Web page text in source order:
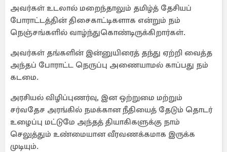
அவர்கள் உடலால் மறைந்தாலும் தமிழ்த் தேசியப்
போராட்டத்தின் திசைகாட்டிகளாக என்றும் நம்
நெஞ்சங்களில் வாழ்ந்துகொண்டிருக்கிறார்கள்.
அவர்கள் தங்களின் இன்னுயிரைத் தந்து ஏற்றி வைத்த
அந்தப் போராட்ட நெருப்பு அணையாமல் காப்பது நம்
கடமை.
அரசியல் விழிப்புணர்வு, இன ஒற்றுமை மற்றும்
சர்வதேச அரங்கில் நமக்கான நீதியைத் தேடும் தொடர்
உழைப்பு மட்டுமே அந்தத் தியாகிகளுக்கு நாம்
செலுத்தும் உண்மையான வீரவணக்கமாக இருக்க
முடியும்.